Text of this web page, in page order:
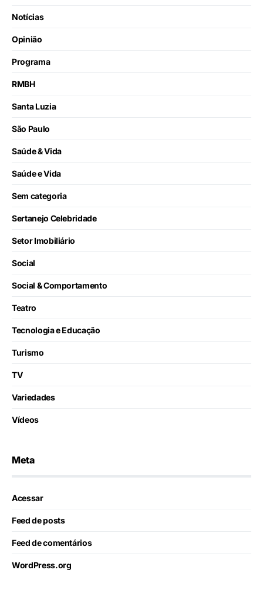
Notícias
Opinião
Programa
RMBH
Santa Luzia
São Paulo
Saúde & Vida
Saúde e Vida
Sem categoria
Sertanejo Celebridade
Setor Imobiliário
Social
Social & Comportamento
Teatro
Tecnologia e Educação
Turismo
TV
Variedades
Vídeos
Meta
Acessar
Feed de posts
Feed de comentários
WordPress.org